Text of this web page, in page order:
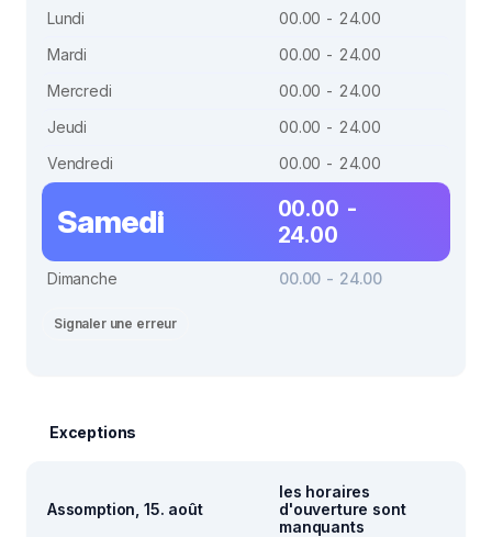
Lundi
00.00 - 24.00
Mardi
00.00 - 24.00
Mercredi
00.00 - 24.00
Jeudi
00.00 - 24.00
Vendredi
00.00 - 24.00
Samedi
00.00 -
24.00
Dimanche 00.00 - 24.00
Signaler une erreur
Exceptions
Assomption, 15. août
les horaires
d'ouverture sont
manquants